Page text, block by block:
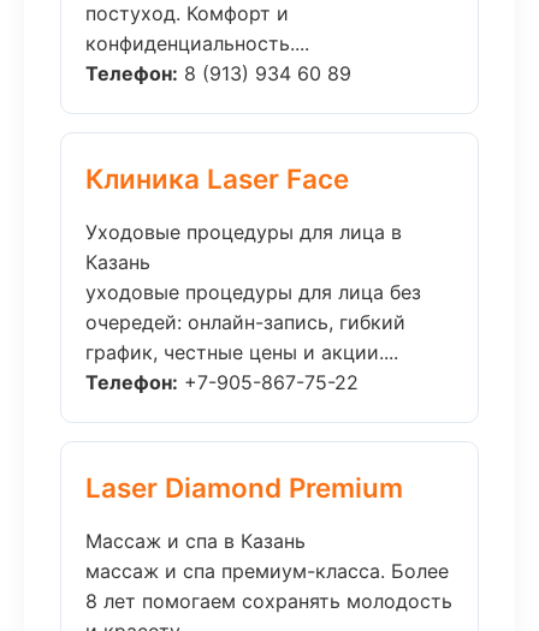
постуход. Комфорт и
конфиденциальность....
Телефон: 8 (913) 934 60 89
Клиника Laser Face
Уходовые процедуры для лица в
Казань
уходовые процедуры для лица без
очередей: онлайн-запись, гибкий
график, честные цены и акции....
Телефон: +7-905-867-75-22
Laser Diamond Premium
Массаж и спа в Казань
массаж и спа премиум-класса. Более
8 лет помогаем сохранять молодость